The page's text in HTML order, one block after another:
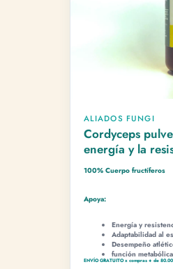
ALIADOS FUNGI
Cordyceps
energía y la
100% Cuerpo fructíferos
Apoya:
Energía y
Adaptabilidad al
Desempeño
función metabólica
ENVÍO GRATUITO x compras + de